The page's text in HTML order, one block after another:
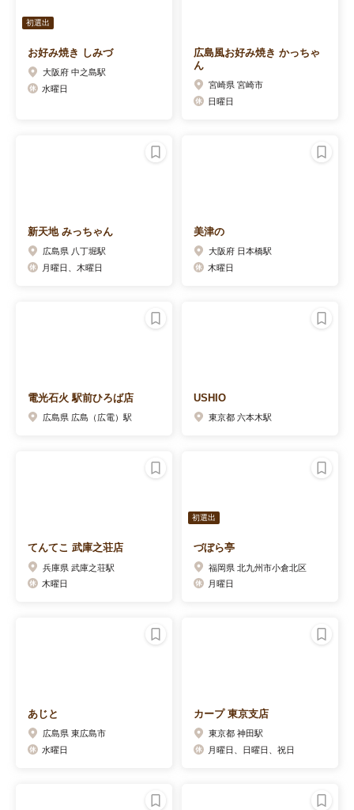
初選出
お好み焼き しみづ
大阪府 中之島駅
水曜日
広島風お好み焼き かっちゃ
ん
宮崎県 宮崎市
日曜日
新天地 みっちゃん
広島県 八丁堀駅
月曜日、木曜日
美津の
大阪府 日本橋駅
木曜日
電光石火 駅前ひろば店
広島県 広島（広電）駅
USHIO
東京都 六本木駅
てんてこ 武庫之荘店
兵庫県 武庫之荘駅
木曜日
初選出
づぼら亭
福岡県 北九州市小倉北区
月曜日
あじと
広島県 東広島市
水曜日
カープ 東京支店
東京都 神田駅
月曜日、日曜日、祝日